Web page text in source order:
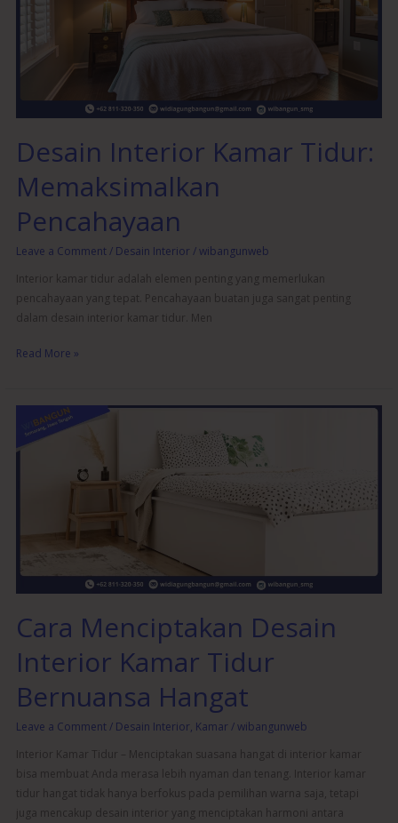
Desain Interior Kamar Tidur:
Memaksimalkan
Pencahayaan
Leave a Comment / Desain Interior /wibangunweb
Interior kamar tidur adalah elemen penting yang memerlukan
pencahayaan yang tepat. Pencahayaan buatan juga sangat penting
dalam desain interior kamar tidur. Men
Read More »
Cara Menciptakan Desain
Interior Kamar Tidur
Bernuansa Hangat
Leave a Comment / Desain Interior, Kamar /wibangunweb
Interior Kamar Tidur – Menciptakan suasana hangat di interior kamar
bisa membuat Anda merasa lebih nyaman dan tenang. Interior kamar
tidur hangat tidak hanya berfokus pada pemilihan warna saja, tetapi
juga mencakup desain interior yang menciptakan harmoni antara
Menciptakan
Desain
Bernuansa